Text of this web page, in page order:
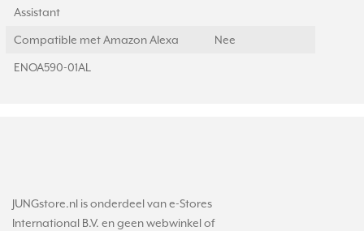
Assistant
Compatible met Amazon Alexa Nee
ENOA590-01AL
JUNGstore.nl is onderdeel van e-Stores
International B.V. en geen webwinkel of